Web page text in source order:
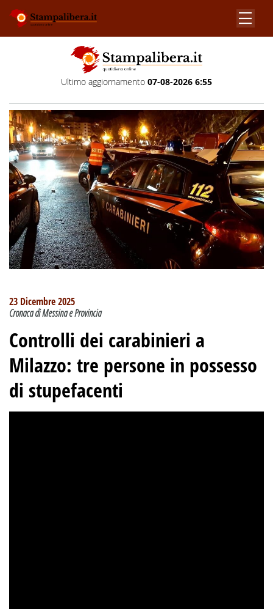
Ultimo aggiornamento 07-08-2026 6:55
23 Dicembre 2025
Cronaca di Messina e Provincia
Controlli dei carabinieri a
Milazzo: tre persone in possesso
di stupefacenti